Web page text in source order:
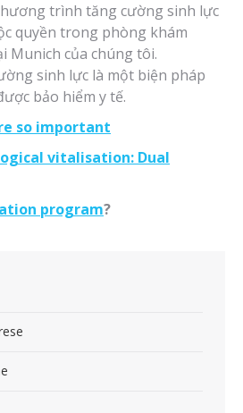
trình tăng cường sinh lực
quyền trong phòng khám
Munich của chúng tôi.
sinh lực là một biện pháp
bảo hiểm y tế.
so important
vitalisation: Dual
program?